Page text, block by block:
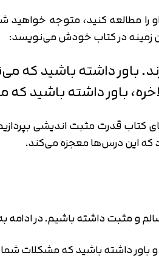
مطالعه کنید، متوجه خواهید
زمینه در کتاب خودش می‌نویسد:
باور داشته باشید که
باور داشته باشید
کتاب قدرت مثبت اندیشی
که این درس‌ها معجزه می‌کند.
و مثبت داشته باشیم. در
باور داشته باشید که مشکلات